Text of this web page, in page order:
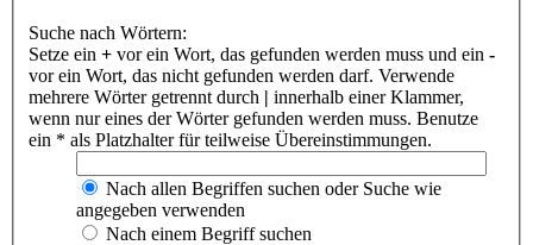
Suche nach Wörtern:
Setze ein + vor ein Wort, das gefunden werden muss und ein -
vor ein Wort, das nicht gefunden werden darf. Verwende
mehrere Wörter getrennt durch | innerhalb einer Klammer,
wenn nur eines der Wörter gefunden werden muss. Benutze
ein * als Platzhalter für teilweise Übereinstimmungen.
Nach allen Begriffen suchen oder Suche wie
angegeben verwenden
Nach einem Begriff suchen